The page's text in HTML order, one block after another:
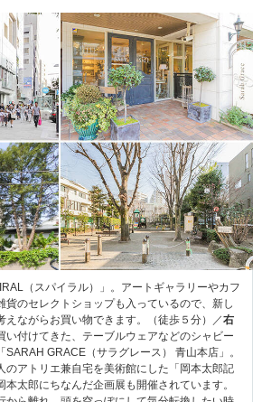
（スパイラル）」。アートギャラリーやカフ
貨のセレクトショップも入っているので、新し
えながらお買い物できます。（徒歩５分）／右
い付けてきた、テーブルウェアなどのシャビー
GRACE（サラグレース） 青山本店」。
のアトリエ兼自宅を美術館にした「岡本太郎記
太郎にちなんだ企画展も開催されています。